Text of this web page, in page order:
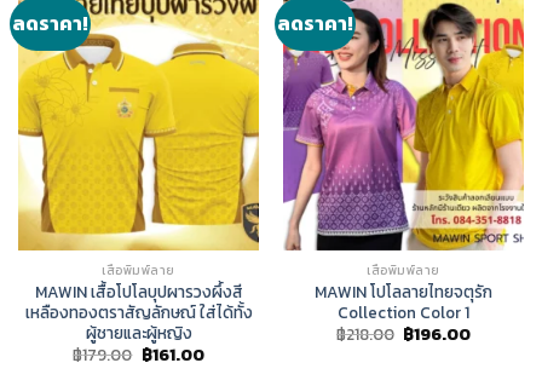
ลดราคา!
เสื้อพิมพ์ลาย
MAWIN เสื้อโปโลบุปผารวงผึ้งสี
เหลืองทองตราสัญลักษณ์ ใส่ได้ทั้ง
ผู้ชายและผู้หญิง
฿179.00 Original
price
฿161.00Current
ลดราคา!
เสื้อพิมพ์ลาย
MAWIN โปโลลายไทยจตุรัก
Collection Color 1
฿218.00 Original
price
฿196.00Current